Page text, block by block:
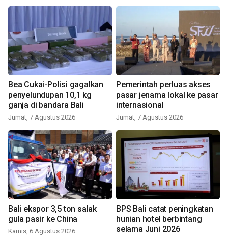
Bea Cukai-Polisi gagalkan
penyelundupan 10,1 kg
ganja di bandara Bali
Jumat, 7 Agustus 2026
Pemerintah perluas akses
pasar jenama lokal ke pasar
internasional
Jumat, 7 Agustus 2026
Bali ekspor 3,5 ton salak
gula pasir ke China
Kamis, 6 Agustus 2026
BPS Bali catat peningkatan
hunian hotel berbintang
selama Juni 2026